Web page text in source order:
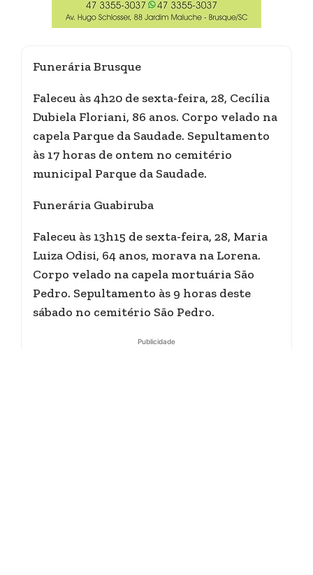
Funerária Brusque
Faleceu às 4h20 de sexta-feira, 28, Cecília
Dubiela Floriani, 86 anos. Corpo velado na
capela Parque da Saudade. Sepultamento
às 17 horas de ontem no cemitério
municipal Parque da Saudade.
Funerária Guabiruba
Faleceu às 13h15 de sexta-feira, 28, Maria
Luiza Odisi, 64 anos, morava na Lorena.
Corpo velado na capela mortuária São
Pedro. Sepultamento às 9 horas deste
sábado no cemitério São Pedro.
Publicidade